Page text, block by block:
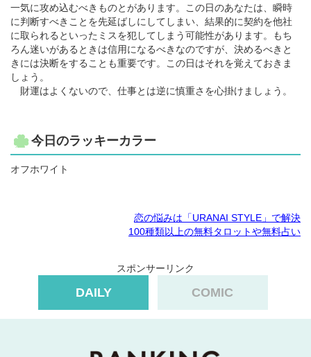
一気に攻め込むべきものとがあります。この日のあなたは、瞬時
に判断すべきことを先延ばしにしてしまい、結果的に契約を他社
に取られるといったミスを犯してしまう可能性があります。もち
ろん迷いがあるときは信用になるべきなのですが、決めるべきと
きには決断をすることも重要です。この日はそれを覚えておきま
しょう。
財運はよくないので、仕事とは逆に慎重さを心掛けましょう。
今日のラッキーカラー
オフホワイト
恋の悩みは「URANAI STYLE」で解決
100種類以上の無料タロットや無料占い
スポンサーリンク
DAILY COMIC